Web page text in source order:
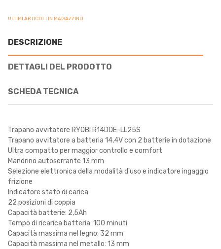
ULTIMI ARTICOLI IN MAGAZZINO
DESCRIZIONE
DETTAGLI DEL PRODOTTO
SCHEDA TECNICA
Trapano avvitatore RYOBI R14DDE-LL25S
Trapano avvitatore a batteria 14,4V con 2 batterie in dotazione
Ultra compatto per maggior controllo e comfort
Mandrino autoserrante 13 mm
Selezione elettronica della modalità d'uso e indicatore ingaggio
frizione
Indicatore stato di carica
22 posizioni di coppia
Capacità batterie: 2,5Ah
Tempo di ricarica batteria: 100 minuti
Capacità massima nel legno: 32 mm
Capacità massima nel metallo: 13 mm